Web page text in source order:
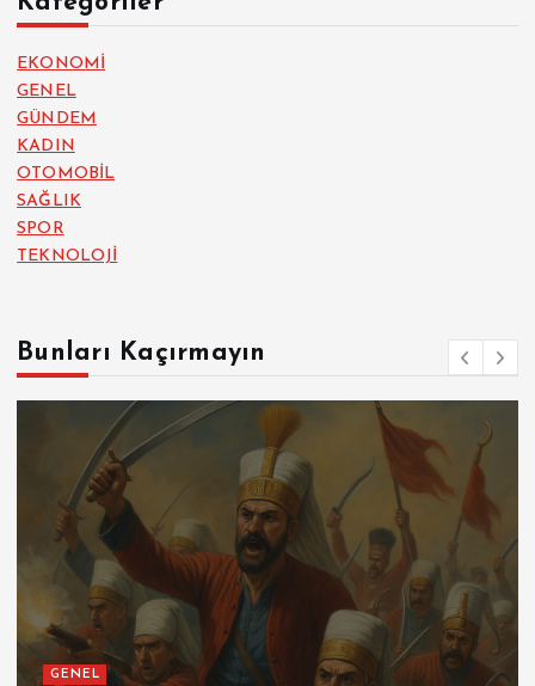
EKONOMİ
GENEL
GÜNDEM
KADIN
OTOMOBİL
SAĞLIK
SPOR
TEKNOLOJİ
Bunları Kaçırmayın
GENEL